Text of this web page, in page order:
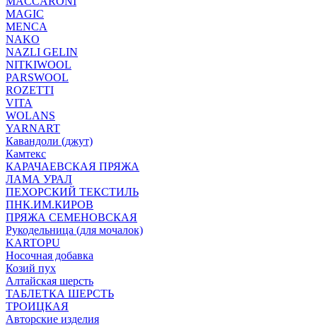
MAGIC
MENCA
NAKO
NAZLI GELIN
NITKIWOOL
PARSWOOL
ROZETTI
VITA
WOLANS
YARNART
Кавандоли (джут)
Камтекс
КАРАЧАЕВСКАЯ ПРЯЖА
ЛАМА УРАЛ
ПЕХОРСКИЙ ТЕКСТИЛЬ
ПНК.ИМ.КИРОВ
ПРЯЖА СЕМЕНОВСКАЯ
Рукодельница (для мочалок)
KARTOPU
Носочная добавка
Козий пух
Алтайская шерсть
ТАБЛЕTКА ШЕРСТЬ
ТРОИЦКАЯ
Авторские изделия